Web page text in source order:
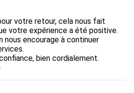
votre retour, cela nous fait
votre expérience a été positive.
encourage à continuer
bien cordialement.